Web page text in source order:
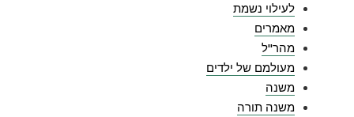
לעילוי נשמת
מאמרים
מהר"ל
מעולמם של ילדים
משנה
משנה תורה